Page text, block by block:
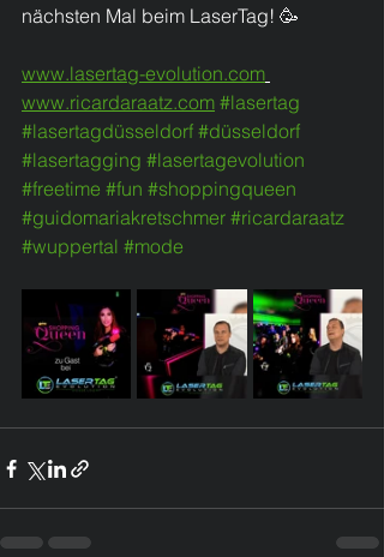
nächsten Mal beim LaserTag! 🥳
www.lasertag-evolution.com
www.ricardaraatz.com #lasertag
#lasertagdüsseldorf #düsseldorf
#lasertagging #lasertagevolution
#freetime #fun #shoppingqueen
#guidomariakretschmer #ricardaraatz
#wuppertal #mode